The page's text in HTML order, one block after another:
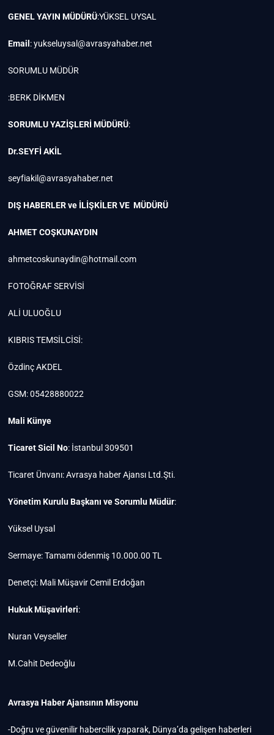
GENEL YAYIN MÜDÜRÜ:YÜKSEL UYSAL
Email :yukseluysal@avrasyahaber.net
SORUMLU MÜDÜR
:BERK DİKMEN
SORUMLU YAZİŞLERİ MÜDÜRÜ:
Dr.SEYFİ AKİL
seyfiakil@avrasyahaber.net
DIŞ HABERLER ve İLİŞKİLER VE MÜDÜRÜ
AHMET COŞKUNAYDIN
ahmetcoskunaydin@hotmail.com
FOTOĞRAF SERVİSİ
ALİ ULUOĞLU
KIBRIS TEMSİLCİSİ:
Özdinç AKDEL
GSM: 05428880022
Mali Künye
Ticaret Sicil No: İstanbul 309501
Ticaret Ünvanı: Avrasya haber Ajansı Ltd.Şti.
Yönetim Kurulu Başkanı ve Sorumlu Müdür:
Yüksel Uysal
Sermaye: Tamamı ödenmiş 10.000.00 TL
Denetçi: Mali Müşavir Cemil Erdoğan
Hukuk Müşavirleri:
Nuran Veyseller
M.Cahit Dedeoğlu
Avrasya Haber Ajansının Misyonu
-Doğru ve güvenilir habercilik yaparak, Dünya’da gelişen haberleri